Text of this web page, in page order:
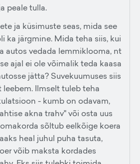
peale tulla.
ja küsimuste seas, mida see
ka järgmine. Mida teha siis, kui
autos vedada lemmiklooma, nt
ajal ei ole võimalik teda kaasa
jätta? Suvekuumuses siis
leebem. Ilmselt tuleb teha
- kumb on odavam,
akna trahv" või osta uus
sõltub eelkõige koera
heal juhul puha tasuta,
võib maksta kordades